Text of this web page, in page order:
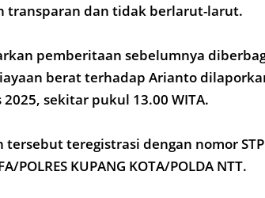
transparan dan tidak berlarut-larut.
pemberitaan sebelumnya
berat terhadap Arianto
2025, sekitar pukul 13.00 WITA.
tersebut teregistrasi dengan nomor
POLRES KUPANG KOTA/POLDA NTT.